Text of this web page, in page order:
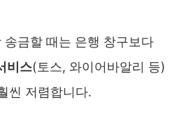
금할 때는 은행 창구보다
비스(토스, 와이어바알리 등)
씬 저렴합니다.